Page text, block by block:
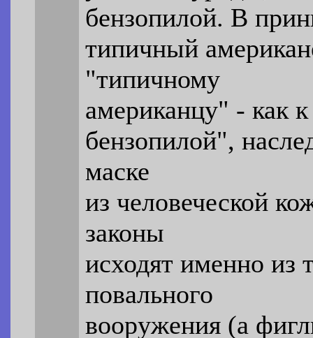
бензопилой. В
типичный
"типичному
американцу" - как
бензопилой",
маске
из человеческой
законы
исходят именно из
повального
вооружения (а